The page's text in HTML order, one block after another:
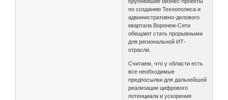
по созданию Технополиса и
административно-делового
квартала Воронеж-Сити
обещают стать прорывными
для региональной ИТ-
отрасли.
Считаем, что у области есть
все необходимые
предпосылки для дальнейшей
реализации цифрового
потенциала и ускорения